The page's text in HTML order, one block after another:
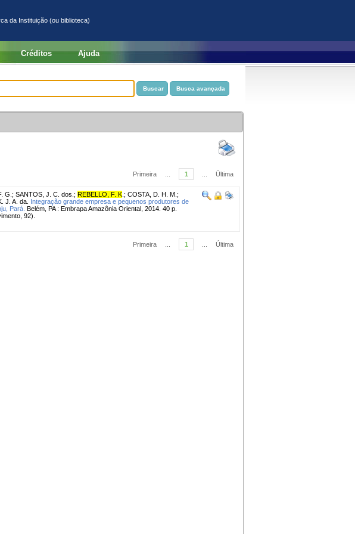
da Instituição (ou biblioteca)
Créditos Ajuda
Primeira 1 Última
G. ; SANTOS, J. C. dos. ; REBELLO, F. K ; COSTA, D. H. M. ;
J. A. da. Integração grande empresa e pequenos produtores de
Pará. Belém, PA : Embrapa Amazônia Oriental, 2014. 40 p.
92).
Primeira 1 Última